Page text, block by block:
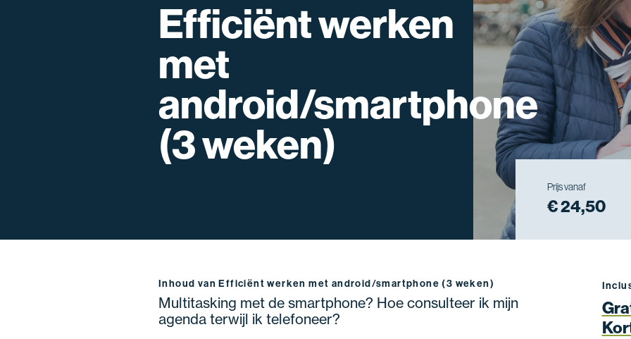
Prijs vanaf
€ 24,50
Efficiënt werken
met
android/smartphone
(3 weken)
Inhoud van Efficiënt werken met android/smartphone (3 weken)
Multitasking met de smartphone? Hoe consulteer ik mijn
agenda terwijl ik telefoneer?